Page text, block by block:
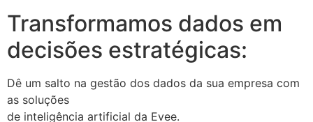
Transformamos dados em
decisões estratégicas:
Dê um salto na gestão dos dados da sua empresa com
as soluções
de inteligência artificial da Evee.